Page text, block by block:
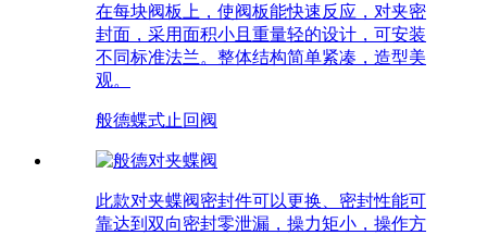
在每块阀板上，使阀板能快速反应，对夹密
封面，采用面积小且重量轻的设计，可安装
不同标准法兰。整体结构简单紧凑，造型美
观。
般德蝶式止回阀
此款对夹蝶阀密封件可以更换、密封性能可
靠达到双向密封零泄漏，操力矩小，操作方